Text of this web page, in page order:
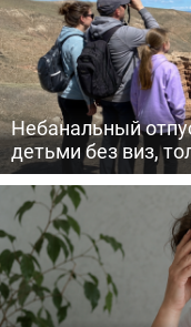
Небанальный
детьми без виз,